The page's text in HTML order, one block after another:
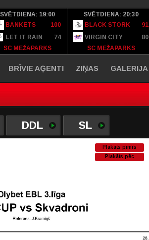
SVĒTDIENA: 19:00
BANKETS
100
LET IT RAIN
74
SC MEŽAPARKS
SVĒTDIENA: 20:30
BLACK STORK
91
VIRGIN CITY
80
SC MEŽAPARKS
BRĪVIE AĢENTI ZIŅAS GALERIJA
DDL SL
Plakāts pimrs
Plakāts pēc